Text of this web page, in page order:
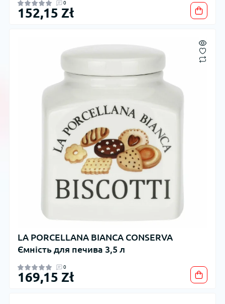
0
152,15 Zł
LA PORCELLANA BIANCA CONSERVA
Ємність для печива 3,5 л
0
169,15 Zł